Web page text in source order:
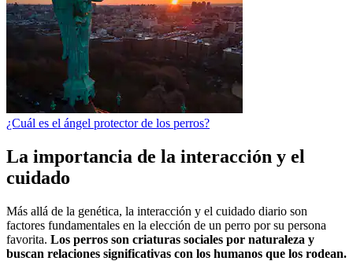
¿Cuál es el ángel protector de los perros?
La importancia de la interacción y el
cuidado
Más allá de la genética, la interacción y el cuidado diario son
factores fundamentales en la elección de un perro por su persona
favorita. Los perros son criaturas sociales por naturaleza y
buscan relaciones significativas con los humanos que los rodean.